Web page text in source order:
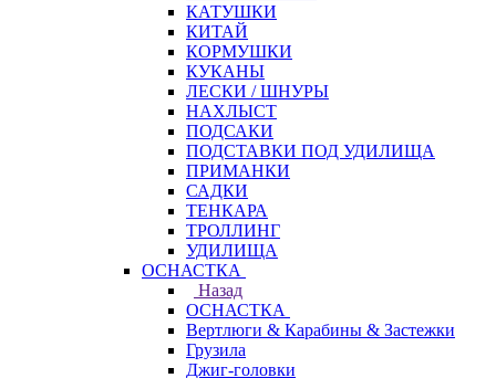
КАТУШКИ
КИТАЙ
КОРМУШКИ
КУКАНЫ
ЛЕСКИ / ШНУРЫ
НАХЛЫСТ
ПОДСАКИ
ПОДСТАВКИ ПОД УДИЛИЩА
ПРИМАНКИ
САДКИ
ТЕНКАРА
ТРОЛЛИНГ
УДИЛИЩА
ОСНАСТКА
Назад
ОСНАСТКА
Вертлюги & Карабины & Застежки
Грузила
Джиг-головки